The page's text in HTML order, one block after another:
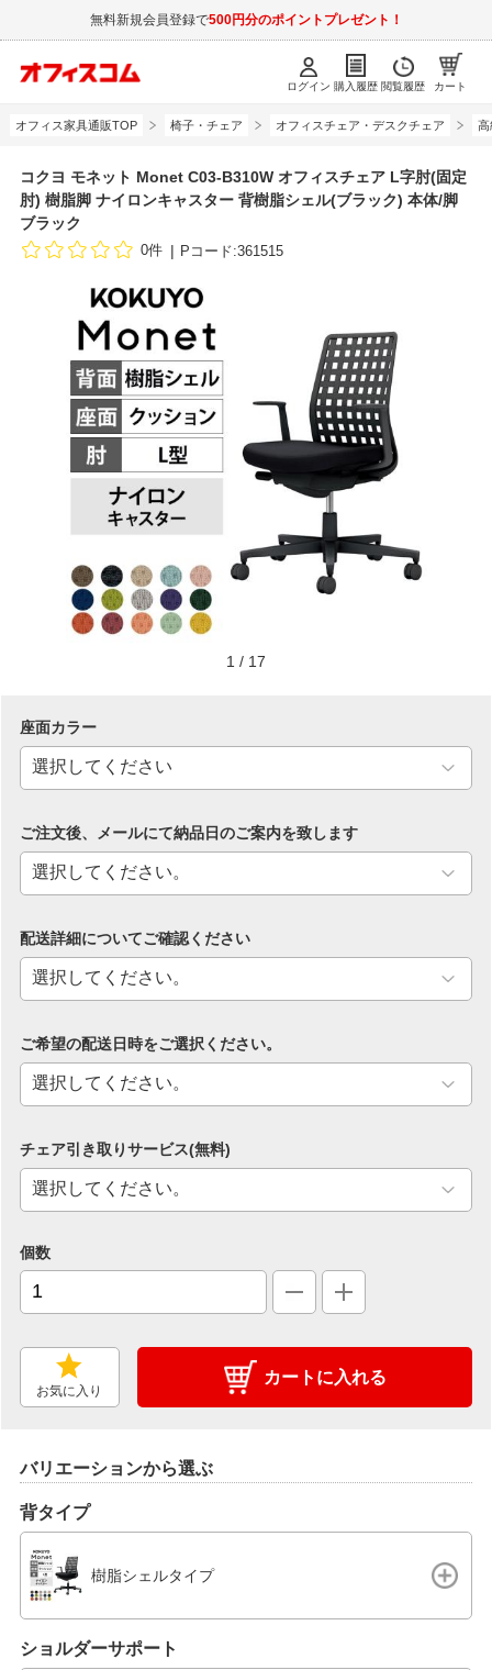
無料新規会員登録で500円分のポイントプレゼント！
ログイン 購入履歴 閲覧履歴 カート
オフィス家具通販TOP 椅子・チェア オフィスチェア・デスクチェア 高
コクヨ モネット Monet C03-B310W オフィスチェア L字肘(固定
肘) 樹脂脚 ナイロンキャスター 背樹脂シェル(ブラック) 本体/脚
ブラック
0件 Pコード:361515
1 / 17
座面カラー
ご注文後、メールにて納品日のご案内を致します
配送詳細についてご確認ください
ご希望の配送日時をご選択ください。
チェア引き取りサービス(無料)
個数
お気に入り
カートに入れる
バリエーションから選ぶ
背タイプ
樹脂シェルタイプ
ショルダーサポート